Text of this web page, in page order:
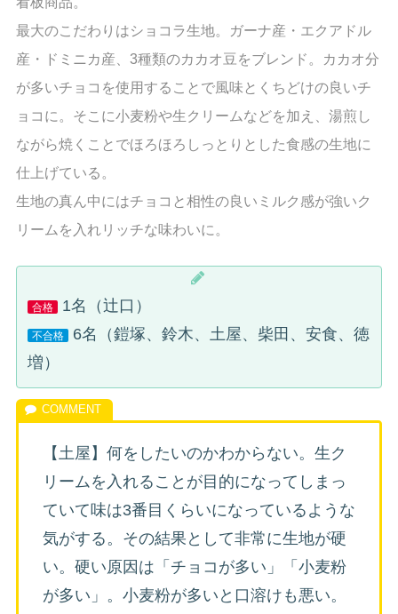
最大のこだわりはショコラ生地。ガーナ産・エクアドル
産・ドミニカ産、3種類のカカオ豆をブレンド。カカオ分
が多いチョコを使用することで風味とくちどけの良いチ
ョコに。そこに小麦粉や生クリームなどを加え、湯煎し
ながら焼くことでほろほろしっとりとした食感の生地に
仕上げている。
生地の真ん中にはチョコと相性の良いミルク感が強いク
リームを入れリッチな味わいに。
合格 1名（辻口）
不合格
6名（鎧塚、鈴木、土屋、柴田、安食、徳
増）
【土屋】何をしたいのかわからない。生ク
リームを入れることが目的になってしまっ
ていて味は3番目くらいになっているような
気がする。その結果として非常に生地が硬
い。硬い原因は「チョコが多い」「小麦粉
が多い」。小麦粉が多いと口溶けも悪い。